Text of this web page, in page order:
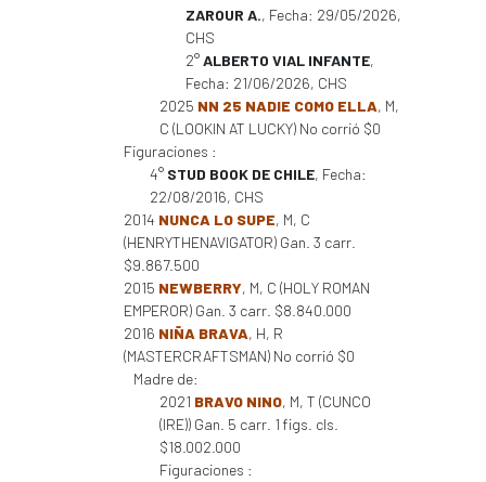
ZAROUR A., Fecha: 29/05/2026,
CHS
2°ALBERTO VIAL INFANTE,
Fecha: 21/06/2026, CHS
2025 NN 25 NADIE COMO ELLA, M,
C (LOOKIN AT LUCKY) No corrió $0
Figuraciones :
4° STUD BOOK DE CHILE, Fecha:
22/08/2016, CHS
2014 NUNCA LO SUPE, M, C
(HENRYTHENAVIGATOR) Gan. 3 carr.
$9.867.500
2015 NEWBERRY, M, C (HOLY ROMAN
EMPEROR) Gan. 3 carr. $8.840.000
2016 NIÑA BRAVA, H, R
(MASTERCRAFTSMAN) No corrió $0
Madre de:
2021 BRAVO NINO, M, T (CUNCO
(IRE)) Gan. 5 carr. 1 figs. cls.
$18.002.000
Figuraciones :